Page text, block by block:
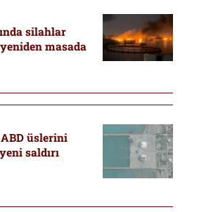
silahlar
masada
üslerini
saldırı